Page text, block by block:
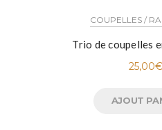
COUPELLES /
Trio de coupelles
25,00€
AJOUT